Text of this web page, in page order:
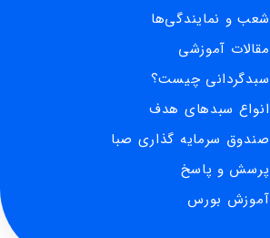
شعب و نمایندگی‌ها
مقالات آموزشی
سبدگردانی چیست؟
انواع سبدهای هدف
صندوق سرمایه گذاری صبا
پرسش و پاسخ
آموزش بورس